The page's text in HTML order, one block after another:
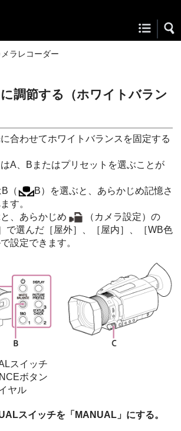
ラレコーダー
調節する（ホワイトバラン
合わせてホワイトバランスを固定する
A、Bまたはプリセットを選ぶことが
（
B）を選ぶと、あらかじめ記憶さ
す。
、あらかじめ
（カメラ設定）の
で選んだ［屋外］、［屋内］、［WB色
設定できます。
スイッチ
ボタン
ヤル
スイッチを「MANUAL」にする。